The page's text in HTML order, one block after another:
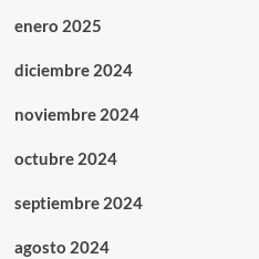
enero 2025
diciembre 2024
noviembre 2024
octubre 2024
septiembre 2024
agosto 2024